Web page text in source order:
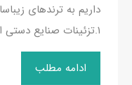
داریم به ترندهای
۱.تزئینات صنایع دستی از آنجا…
ادامه مطلب